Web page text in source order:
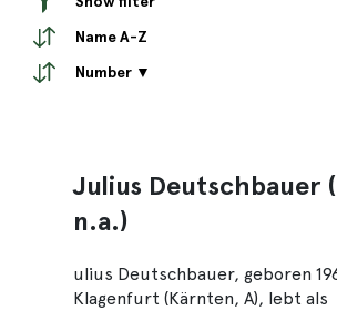
Name A-Z
Number ▼
Julius Deutschbauer
n.a.)
ulius Deutschbauer, geboren
Klagenfurt (Kärnten, A), lebt als